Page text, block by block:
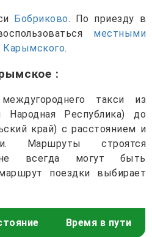
Бобриково. По приезду в
местными
Карымского.
:
такси из
Народная Республика) до
край) с расстоянием и
Маршруты строятся
всегда могут быть
поездки выбирает
Время в пути